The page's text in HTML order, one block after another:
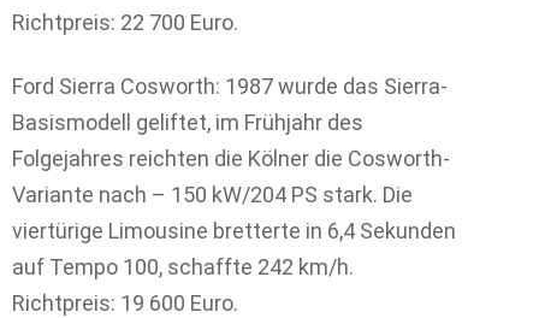
Richtpreis: 22 700 Euro.
Ford Sierra Cosworth: 1987 wurde das Sierra-
Basismodell geliftet, im Frühjahr des
Folgejahres reichten die Kölner die Cosworth-
Variante nach – 150 kW/204 PS stark. Die
viertürige Limousine bretterte in 6,4 Sekunden
auf Tempo 100, schaffte 242 km/h.
Richtpreis: 19 600 Euro.